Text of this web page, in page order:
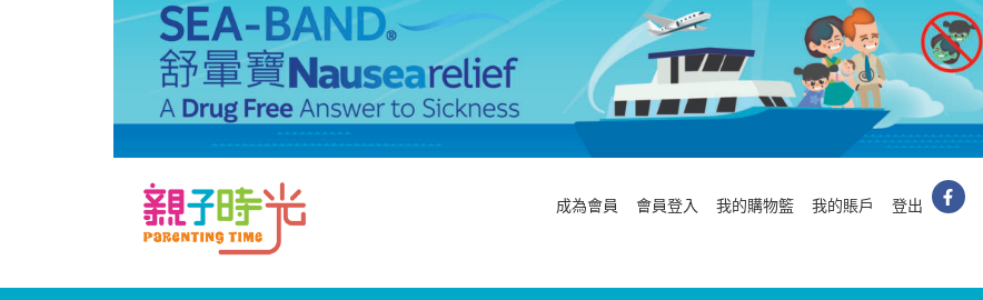
成為會員 會員登入 我的購物籃 我的賬戶 登出